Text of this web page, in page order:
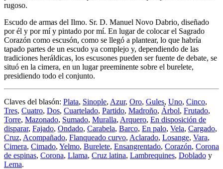
rugoso.
Escudo de armas del Ilmo. Sr. D. Manuel Novo Dabrio, diseñado
por él y por mí y pintado por mí. En lugar de colocar el Sagrado
Corazón como escusón, como se llegó a plantear, lo que habría
tapado partes de un escudo ya complejo y, dependiendo de las
tradiciones heráldicas, los escusones pueden ser fuente de debate, se
situó en la cimera, en un lugar preeminente sobre el burelete,
presidiendo todo el conjunto.
Claves del blasón: Plata, Sinople, Azur, Oro, Gules, Uno, Cinco,
Tres, Cuatro, Dos, Cuartelado, Partido, Madroño, Árbol, Frutado,
Torre, Mazonado, Sumado, Muralla, Arquero, En disposición de
disparar, Fajado, Ondado, Carabela, Barco, En palo, Vela, Cargado,
Cruz, Acompañado, Flanqueado curvo, Aclarado, Losange, Vara,
Cimera, Cimado, Yelmo, Burelete, Ensangrentado, Corazón, Corona
de espinas, Corona, Llama, Cruz latina, Lambrequines, Doblado y
Lema.